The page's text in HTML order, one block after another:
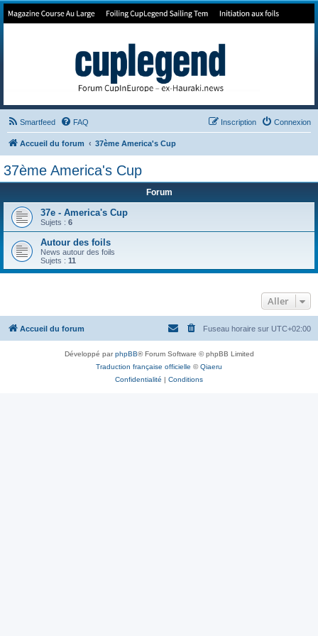
Forum de Cup In Europe
Smartfeed FAQ Connexion
Inscription
Accueil du forum 37ème America's Cup
37ème America's Cup
Forum
37e - America's Cup
Sujets : 6
Autour des foils
News autour des foils
Sujets : 11
Aller
Accueil du forum Fuseau horaire sur UTC+02:00
Développé parphpBB® Forum Software © phpBB Limited
Traduction française officielle ©Qiaeru
Confidentialité
Conditions